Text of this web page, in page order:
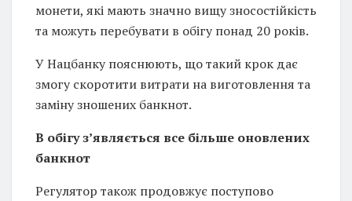
монети, які мають значно вищу зносостійкість
та можуть перебувати в обігу понад 20 років.
У Нацбанку пояснюють, що такий крок дає
змогу скоротити витрати на виготовлення та
заміну зношених банкнот.
В обігу з’являється все більше оновлених
банкнот
Регулятор також продовжує поступово